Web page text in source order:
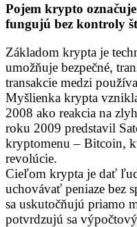
Pojem krypto
fungujú bez kontroly
Základom krypta je
umožňuje bezpečné,
transakcie medzi
Myšlienka krypta
2008 ako reakcia na
roku 2009 predstavil
kryptomenu – Bitcoin,
revolúcie.
Cieľom krypta je dať
uchovávať peniaze bez
sa uskutočňujú priamo
potvrdzujú sa